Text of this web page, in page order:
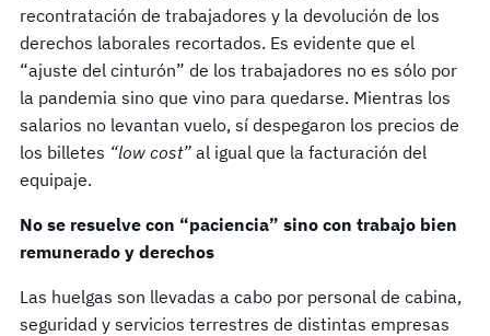
recontratación de trabajadores y la devolución de los
derechos laborales recortados. Es evidente que el
“ajuste del cinturón” de los trabajadores no es sólo por
la pandemia sino que vino para quedarse. Mientras los
salarios no levantan vuelo, sí despegaron los precios de
los billetes “low cost” al igual que la facturación del
equipaje.
No se resuelve con “paciencia” sino con trabajo bien
remunerado y derechos
Las huelgas son llevadas a cabo por personal de cabina,
seguridad y servicios terrestres de distintas empresas